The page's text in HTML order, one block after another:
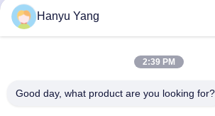
turbocompressori 407276-
6 407276-19 446905-2
446905-5Chatta Adesso
5002S
Hanyu Yang
2:39 PM
Good day, what product are you looking for?